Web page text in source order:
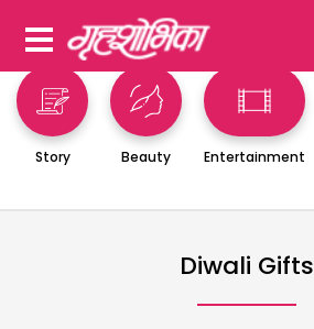
Story Beauty Entertainment
Diwali Gifts